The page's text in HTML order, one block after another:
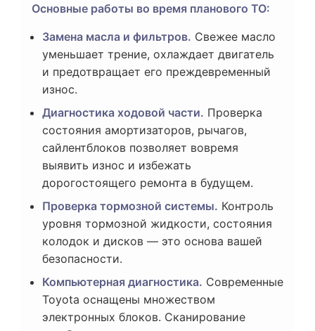
Основные работы во время планового ТО:
Замена масла и фильтров. Свежее масло
уменьшает трение, охлаждает двигатель
и предотвращает его преждевременный
износ.
Диагностика ходовой части. Проверка
состояния амортизаторов, рычагов,
сайлентблоков позволяет вовремя
выявить износ и избежать
дорогостоящего ремонта в будущем.
Проверка тормозной системы. Контроль
уровня тормозной жидкости, состояния
колодок и дисков — это основа вашей
безопасности.
Компьютерная диагностика. Современные
Toyota оснащены множеством
электронных блоков. Сканирование